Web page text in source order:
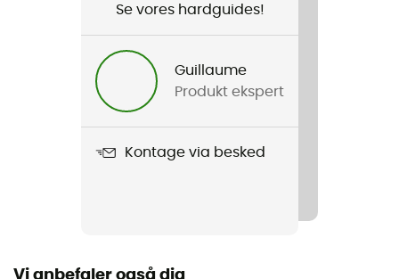
KC Sun Roof 2021
Fair Wear Foundation / PFC-Free
Se vores hardguides!
Guillaume
Produkt ekspert
Kontage via besked
Vi anbefaler også dig